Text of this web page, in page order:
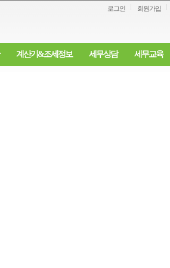
로그인 회원가입
계산기&조세정보 세무상담 세무교육